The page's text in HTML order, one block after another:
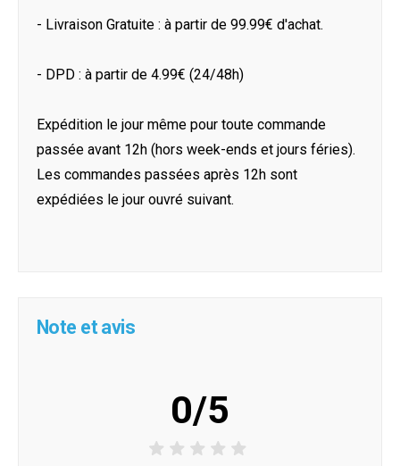
- Livraison Gratuite : à partir de 99.99€ d'achat.
- DPD : à partir de 4.99€ (24/48h)
Expédition le jour même pour toute commande
passée avant 12h (hors week-ends et jours féries).
Les commandes passées après 12h sont
expédiées le jour ouvré suivant.
Note et avis
0/5